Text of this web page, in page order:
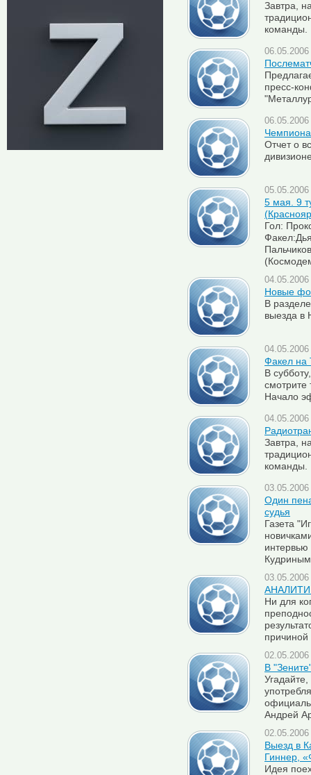
Завтра,
команды.
пресс-
Отчет о
5 мая. 9
Гол:
Новые
В
выезда в
Факел на
В
смотрите
Начало
Завтра,
команды.
Один
судья
Газета
Ни для
В
Андрей
Выезд в
Гиннер,
Идея